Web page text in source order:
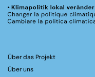
Über das Projekt
Über uns